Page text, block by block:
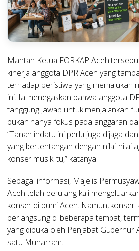
Mantan Ketua FORKAP Aceh
kinerja anggota DPR Aceh yang
terhadap peristiwa yang memalukan
ini. Ia menegaskan bahwa anggota
tanggung jawab untuk menjalankan
bukan hanya fokus pada anggaran
“Tanah indatu ini perlu juga dijaga
yang bertentangan dengan nilai-nilai
konser musik itu,” katanya.
Sebagai informasi, Majelis
Aceh telah berulang kali
konser di bumi Aceh. Namun,
berlangsung di beberapa tempat,
yang dibuka oleh Penjabat Gubernur
satu Muharram.